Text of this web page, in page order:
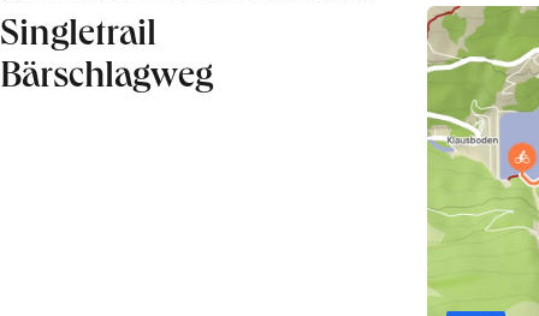
Singletrail
Bärschlagweg